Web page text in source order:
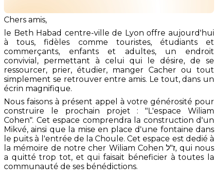
Chers amis,
le Beth Habad centre-ville de Lyon offre aujourd'hui
à tous, fidèles comme touristes, étudiants et
commerçants, enfants et adultes, un endroit
convivial, permettant à celui qui le désire, de se
ressourcer, prier, étudier, manger Cacher ou tout
simplement se retrouver entre amis. Le tout, dans un
écrin magnifique.
Nous faisons à présent appel à votre générosité pour
construire le prochain projet : "L'espace Wiliam
Cohen". Cet espace comprendra la construction d'un
Mikvé, ainsi que la mise en place d'une fontaine dans
le puits à l'entrée de la Choule. Cet espace est dedié à
la mémoire de notre cher Wiliam Cohen ז"ל, qui nous
a quitté trop tot, et qui faisait béneficier à toutes la
communauté de ses bénédictions.